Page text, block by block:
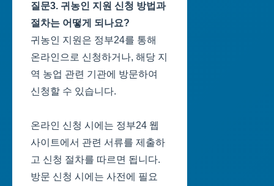
질문3. 귀농인 지원 신청 방법과
절차는 어떻게 되나요?
귀농인 지원은 정부24를 통해
온라인으로 신청하거나, 해당 지
역 농업 관련 기관에 방문하여
신청할 수 있습니다.
온라인 신청 시에는 정부24 웹
사이트에서 관련 서류를 제출하
고 신청 절차를 따르면 됩니다.
방문 신청 시에는 사전에 필요